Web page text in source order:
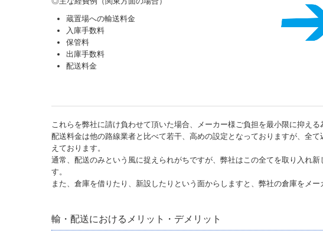
蔵置場への輸送料金
入庫手数料
保管料
出庫手数料
配送料金
これらを弊社に請け負わせて頂いた場合、メーカー様ご負担を最小限に抑える
配送料金は他の路線業者と比べて若干、高めの設定となっておりますが、全
えております。
通常、配送のみという風に捉えられがちですが、弊社はこの全てを取り入れ
す。
また、倉庫を借りたり、新設したりという面からしますと、弊社の倉庫をメ
輸・配送におけるメリット・デメリット